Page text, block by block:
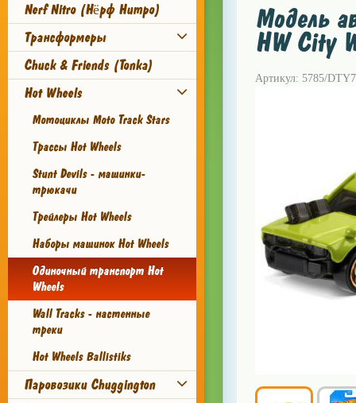
Nerf Nitro (Нёрф Нитро)
Трансформеры
Chuck & Friends (Tonka)
Hot Wheels
Мотоциклы Moto Track Stars
Трассы Hot Wheels
Stunt Devils - машинки-
трюкачи
Трейлеры Hot Wheels
Наборы машинок Hot Wheels
Одиночный транспорт Hot
Wheels
Wall Tracks - настенные
треки
Hot Wheels Ballistiks
Паровозики Chuggington
Модель
HW City
Артикул: 5785/